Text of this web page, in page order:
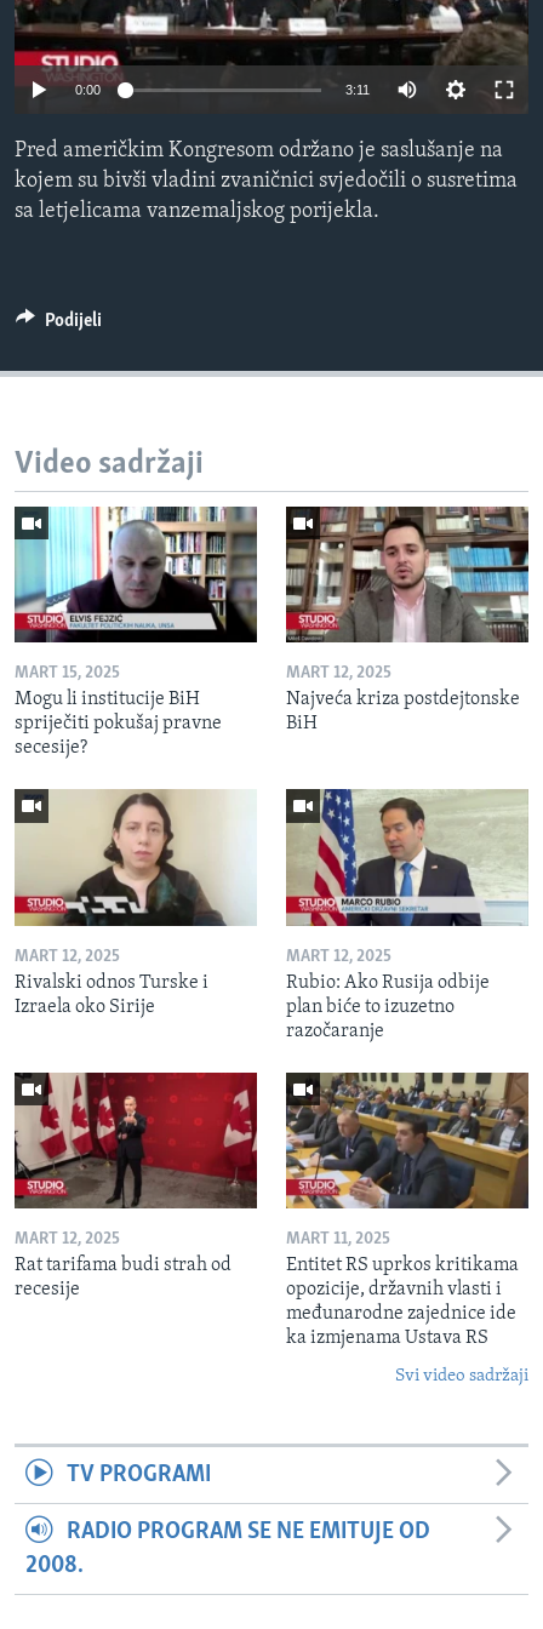
MAGAZIN
O GLASU AMERIKE
PRATITE NAS
Jezici
0:00 3:11
Pred američkim Kongresom održano je saslušanje na
kojem su bivši vladini zvaničnici svjedočili o susretima
sa letjelicama vanzemaljskog porijekla.
Podijeli
Video sadržaji
MART 15, 2025
Mogu li institucije BiH
spriječiti pokušaj pravne
secesije?
MART 12, 2025
Najveća kriza postdejtonske
BiH
MART 12, 2025
Rivalski odnos Turske i
Izraela oko Sirije
MART 12, 2025
Rubio: Ako Rusija odbije
plan biće to izuzetno
razočaranje
MART 12, 2025
Rat tarifama budi strah od
recesije
MART 11, 2025
Entitet RS uprkos kritikama
opozicije, državnih vlasti i
međunarodne zajednice ide
ka izmjenama Ustava RS
Svi video sadržaji
TV PROGRAMI
RADIO PROGRAM SE NE EMITUJE OD
2008.